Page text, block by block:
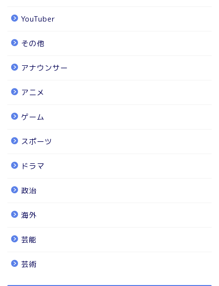
YouTuber
その他
アナウンサー
アニメ
ゲーム
スポーツ
ドラマ
政治
海外
芸能
芸術